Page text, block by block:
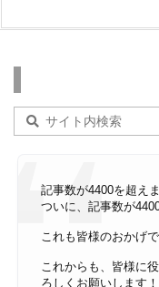
記事数が4400を超え
ついに、記事数が
これも皆様のおかげ
これからも、皆様に
ろしくお願いします！